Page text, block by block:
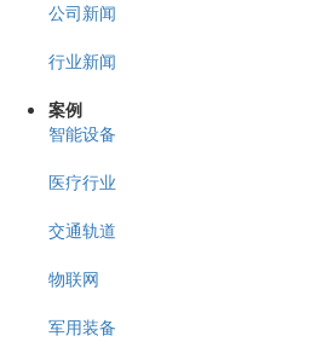
公司新闻
行业新闻
案例
智能设备
医疗行业
交通轨道
物联网
军用装备